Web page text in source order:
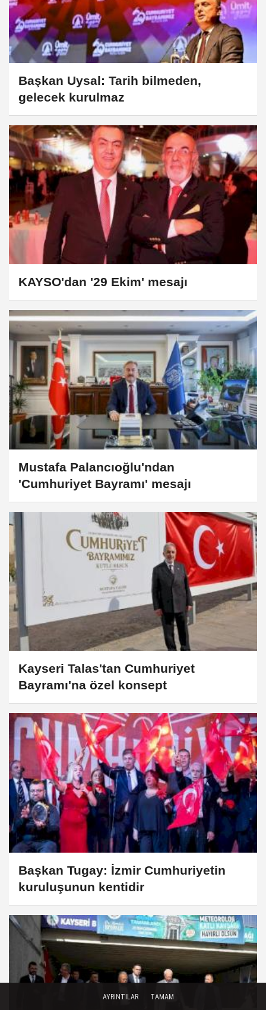
Başkan Uysal: Tarih bilmeden,
gelecek kurulmaz
KAYSO'dan '29 Ekim' mesajı
Mustafa Palancıoğlu'ndan
'Cumhuriyet Bayramı' mesajı
Kayseri Talas'tan Cumhuriyet
Bayramı'na özel konsept
Başkan Tugay: İzmir Cumhuriyetin
kuruluşunun kentidir
AYRINTILAR TAMAM